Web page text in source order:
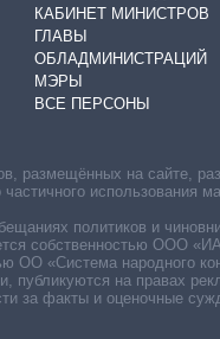
КАБИНЕТ МИНИСТРОВ
ГЛАВЫ
ОБЛАДМИНИСТРАЦИЙ
МЭРЫ
ВСЕ ПЕРСОНЫ
размещённых на сайте,
использования
политиков и
собственностью ООО
ОО «Система народного
публикуются на правах
за факты и оценочные